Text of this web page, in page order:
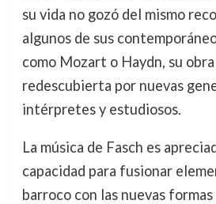
su vida no gozó del mismo
algunos de sus
como Mozart o Haydn, su
redescubierta por nuevas
intérpretes y estudiosos.
La música de Fasch es
capacidad para fusionar
barroco con las nuevas